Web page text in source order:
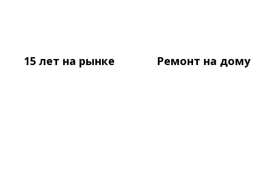
15 лет на рынке Ремонт на дому